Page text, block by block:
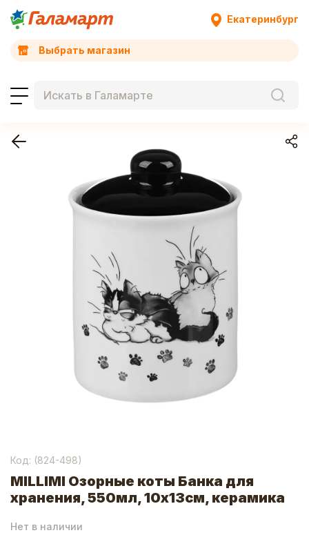
Екатеринбург
Выбрать магазин
Код: (824-498)
MILLIMI Озорные коты Банка для
хранения, 550мл, 10х13см, керамика
Нет в наличии